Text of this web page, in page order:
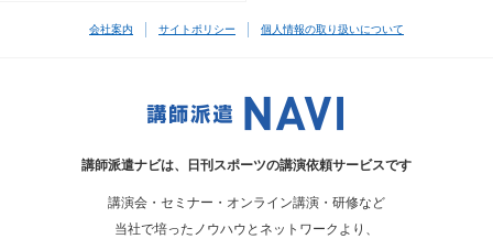
会社案内 サイトポリシー 個人情報の取り扱いについて
講師派遣ナビは、 日刊スポーツの講演依頼サービスです
講演会・セミナー・オンライン講演・研修など
当社で培ったノウハウとネットワークより、